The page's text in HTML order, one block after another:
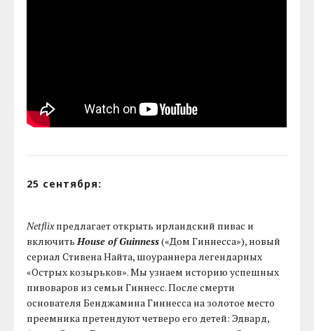
25 сентября:
Netflixпредлагает открыть ирландский пивас и
включить House of Guinness(«Дом Гиннесса»), новый
сериал Стивена Найта, шоураннера легендарных
«Острых козырьков». Мы узнаем историю успешных
пивоваров из семьи Гиннесс. После смерти
основателя Бенджамина Гиннесса на золотое место
преемника претендуют четверо его детей: Эдвард,